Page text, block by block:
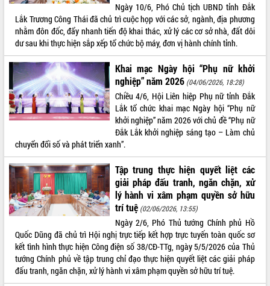
VIDEO
Loading the player...
Khám bệnh, cấp phát thuốc miễn phí
và tặng quà người dân xã Cư Pui
Hội nghị UBND tỉnh Đắk Lắk thường kỳ
tháng 7/2026
Lễ truy tặng danh hiệu “Bà Mẹ Việt
Nam Anh hùng” và trao Huân chương
UBND tỉnh Đắk Lắk triển khai nhiệm
vụ 6 tháng cuối năm 2026
Kỳ họp thứ Hai, Hội đồng nhân dân
tỉnh khóa XI quyết nghị nhiều nội dung
quan trọng
Bí thư Tỉnh ủy Lương Nguyễn Minh
Triết thăm, tặng quà người có công với
cách mạng
Rà soát, hoàn thiện hệ thống thiết chế
văn hóa, thể thao đáp ứng yêu cầu
phát triển mới
ALBUM ẢNH
LIÊN KẾT WEB
Ngày 10/6, Phó Chủ tịch UBND tỉnh Đắk
Lắk Trương Công Thái đã chủ trì cuộc họp với các sở, ngành, địa phương
nhằm đôn đốc, đẩy nhanh tiến độ khai thác, xử lý các cơ sở nhà, đất dôi
dư sau khi thực hiện sắp xếp tổ chức bộ máy, đơn vị hành chính tỉnh.
Khai mạc Ngày hội “Phụ nữ khởi
nghiệp” năm 2026 (04/06/2026, 18:28)
Chiều 4/6, Hội Liên hiệp Phụ nữ tỉnh Đắk
Lắk tổ chức khai mạc Ngày hội “Phụ nữ
khởi nghiệp” năm 2026 với chủ đề “Phụ nữ
Đắk Lắk khởi nghiệp sáng tạo – Làm chủ
chuyển đổi số và phát triển xanh”.
Tập trung thực hiện quyết liệt các
giải pháp đấu tranh, ngăn chặn, xử
lý hành vi xâm phạm quyền sở hữu
trí tuệ (02/06/2026, 13:55)
Ngày 2/6, Phó Thủ tướng Chính phủ Hồ
Quốc Dũng đã chủ trì Hội nghị trực tiếp kết hợp trực tuyến toàn quốc sơ
kết tình hình thực hiện Công điện số 38/CĐ-TTg, ngày 5/5/2026 của Thủ
tướng Chính phủ về tập trung chỉ đạo thực hiện quyết liệt các giải pháp
đấu tranh, ngăn chặn, xử lý hành vi xâm phạm quyền sở hữu trí tuệ.